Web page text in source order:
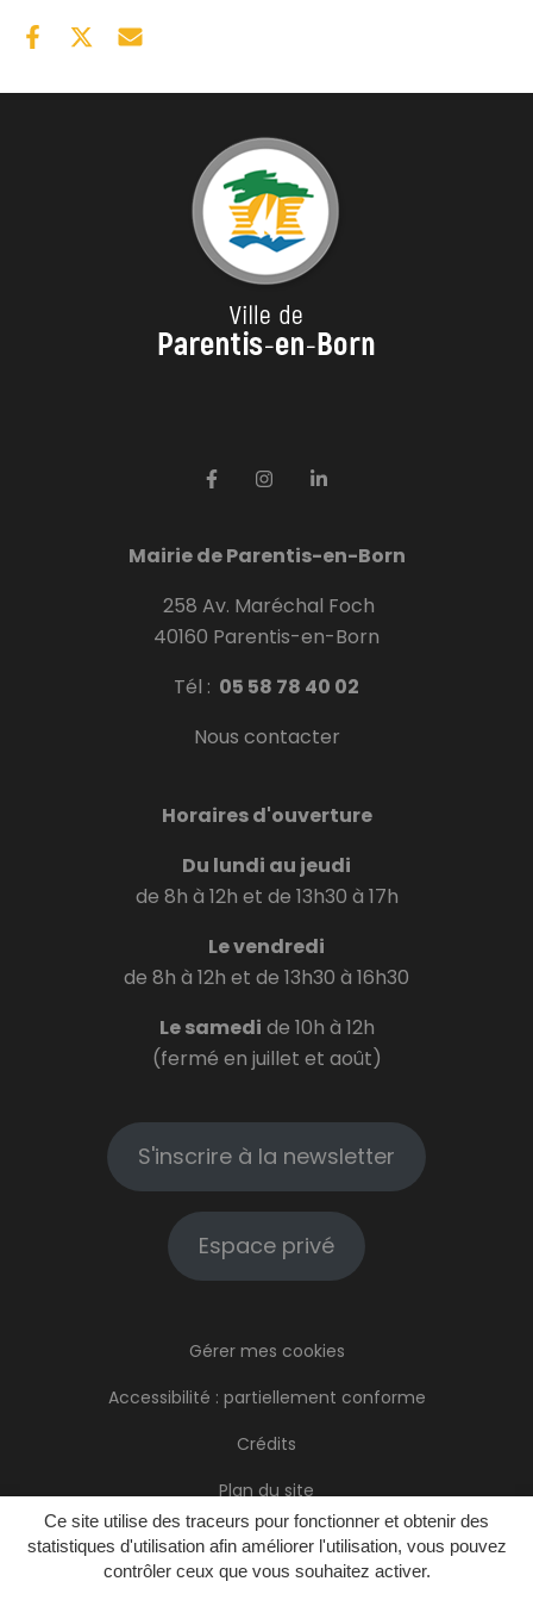
Ce site utilise des traceurs pour fonctionner et obtenir des
statistiques d'utilisation afin améliorer l'utilisation, vous pouvez
contrôler ceux que vous souhaitez activer.
Mairie de Parentis-en-Born
258 Av. Maréchal Foch
40160 Parentis-en-Born
Tél : 05 58 78 40 02
Nous contacter
Horaires d'ouverture
Du lundi au jeudi
de 8h à 12h et de 13h30 à 17h
Le vendredi
de 8h à 12h et de 13h30 à 16h30
Le samedi de 10h à 12h
(fermé en juillet et août)
S'inscrire à la newsletter
Espace privé
Gérer mes cookies
Accessibilité : partiellement conforme
Crédits
Plan du site
Mentions Légales
Politique de confidentialité